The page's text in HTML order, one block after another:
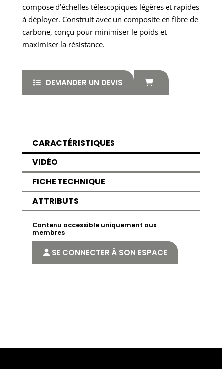
compose d’échelles télescopiques légères et rapides
à déployer. Construit avec un composite en fibre de
carbone, conçu pour minimiser le poids et
maximiser la résistance.
DEMANDER UN DEVIS
CARACTÉRISTIQUES
VIDÉO
FICHE TECHNIQUE
ATTRIBUTS
Contenu accessible uniquement aux
membres
SE CONNECTER À SON ESPACE